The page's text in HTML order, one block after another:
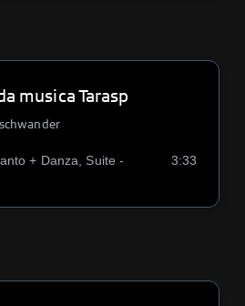
musica Tarasp
+ Danza, Suite -
3:33